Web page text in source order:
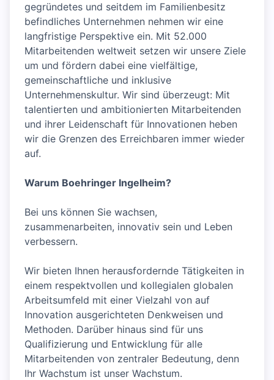
gegründetes und seitdem im Familienbesitz
befindliches Unternehmen nehmen wir eine
langfristige Perspektive ein. Mit 52.000
Mitarbeitenden weltweit setzen wir unsere Ziele
um und fördern dabei eine vielfältige,
gemeinschaftliche und inklusive
Unternehmenskultur. Wir sind überzeugt: Mit
talentierten und ambitionierten Mitarbeitenden
und ihrer Leidenschaft für Innovationen heben
wir die Grenzen des Erreichbaren immer wieder
auf.
Warum Boehringer Ingelheim?
Bei uns können Sie wachsen,
zusammenarbeiten, innovativ sein und Leben
verbessern.
Wir bieten Ihnen herausfordernde Tätigkeiten in
einem respektvollen und kollegialen globalen
Arbeitsumfeld mit einer Vielzahl von auf
Innovation ausgerichteten Denkweisen und
Methoden. Darüber hinaus sind für uns
Qualifizierung und Entwicklung für alle
Mitarbeitenden von zentraler Bedeutung, denn
Ihr Wachstum ist unser Wachstum.